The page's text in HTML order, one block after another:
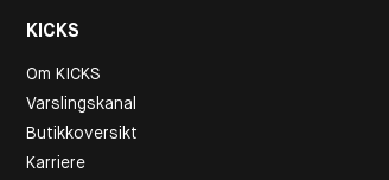
KICKS
Om KICKS
Varslingskanal
Butikkoversikt
Karriere